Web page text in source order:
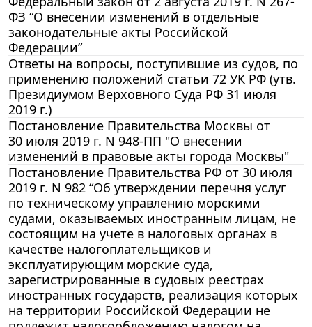
ФЗ “О внесении изменений в отдельные
законодательные акты Российской
Федерации”
Ответы на вопросы, поступившие из судов, по
применению положений статьи 72 УК РФ (утв.
Президиумом Верховного Суда РФ 31 июля
2019 г.)
Постановление Правительства Москвы от
30 июля 2019 г. N 948-ПП "О внесении
изменений в правовые акты города Москвы"
Постановление Правительства РФ от 30 июля
2019 г. N 982 “Об утверждении перечня услуг
по техническому управлению морскими
судами, оказываемых иностранным лицам, не
состоящим на учете в налоговых органах в
качестве налогоплательщиков и
эксплуатирующим морские суда,
зарегистрированные в судовых реестрах
иностранных государств, реализация которых
на территории Российской Федерации не